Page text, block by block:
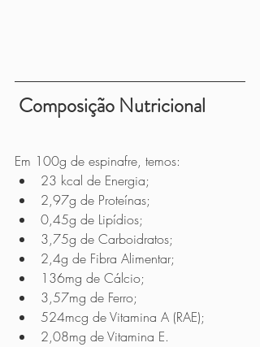
Composição Nutricional
Em 100g de espinafre, temos:
23 kcal de Energia;
2,97g de Proteínas;
0,45g de Lipídios;
3,75g de Carboidratos;
2,4g de Fibra Alimentar;
136mg de Cálcio;
3,57mg de Ferro;
524mcg de Vitamina A (RAE);
2,08mg de Vitamina E.